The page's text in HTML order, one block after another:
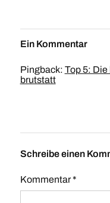
Ein Kommentar
Pingback: Top 5:
brutstatt
Schreibe einen
Kommentar*